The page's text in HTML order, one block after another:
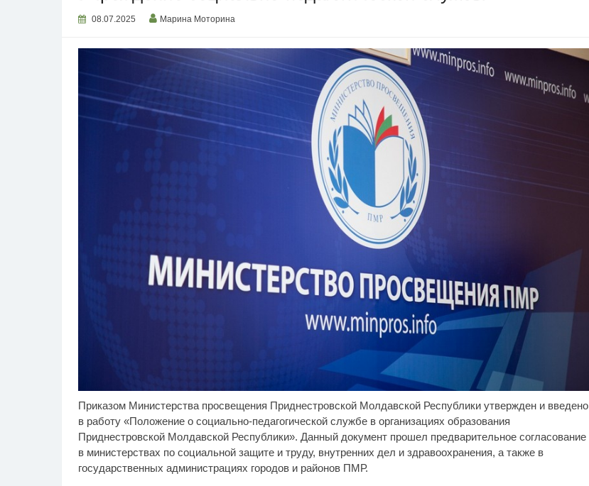
08.07.2025 Марина Моторина
Приказом Министерства просвещения Приднестровской Молдавской Республики утвержден и введено
в работу «Положение о социально-педагогической службе в организациях образования
Приднестровской Молдавской Республики». Данный документ прошел предварительное согласование
в министерствах по социальной защите и труду, внутренних дел и здравоохранения, а также в
государственных администрациях городов и районов ПМР.
i
Скрытая камера на
пляже Крыма: Что люди
вытворяют, когда их не
видят...
i
Ролик длится несколько
секунд, а смеяться вы
будете долго
i
Взломали Telegram
Собчак - вот что
нашлось в переписках